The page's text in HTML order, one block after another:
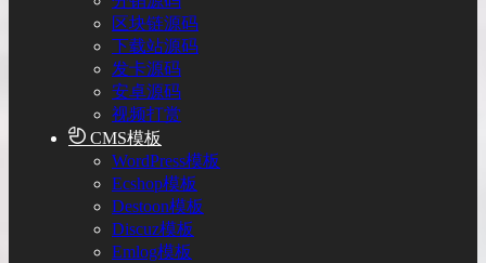
区块链源码
下载站源码
发卡源码
安卓源码
视频打赏
CMS模板
WordPress模板
Ecshop模板
Destoon模板
Discuz模板
Emlog模板